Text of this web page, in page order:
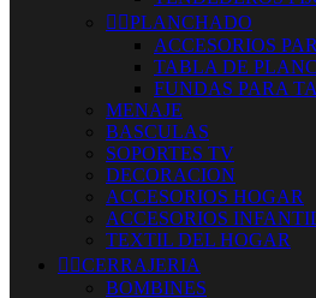
 PLANCHADO
ACCESORIOS
TABLA DE
FUNDAS PARA
MENAJE
BASCULAS
SOPORTES TV
DECORACION
ACCESORIOS HOGAR
ACCESORIOS
TEXTIL DEL HOGAR
 CERRAJERIA
BOMBINES